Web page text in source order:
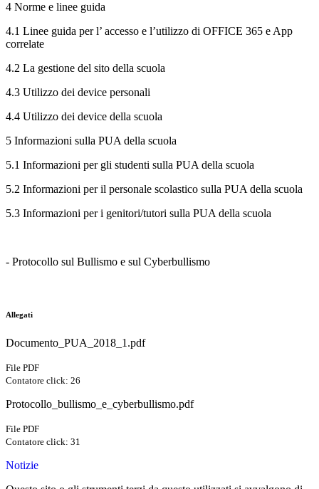
4 Norme e linee guida
4.1 Linee guida per l’ accesso e l’utilizzo di OFFICE 365 e App
correlate
4.2 La gestione del sito della scuola
4.3 Utilizzo dei device personali
4.4 Utilizzo dei device della scuola
5 Informazioni sulla PUA della scuola
5.1 Informazioni per gli studenti sulla PUA della scuola
5.2 Informazioni per il personale scolastico sulla PUA della scuola
5.3 Informazioni per i genitori/tutori sulla PUA della scuola
- Protocollo sul Bullismo e sul Cyberbullismo
Allegati
Documento_PUA_2018_1.pdf
File PDF
Contatore click: 26
Protocollo_bullismo_e_cyberbullismo.pdf
File PDF
Contatore click: 31
Notizie